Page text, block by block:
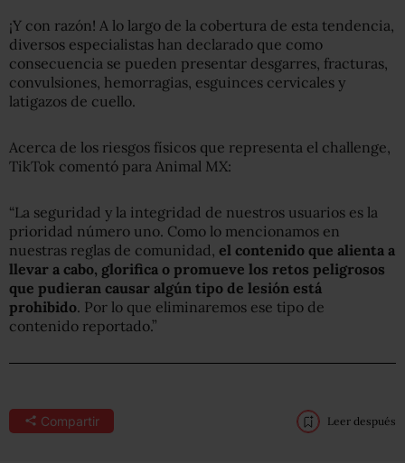
¡Y con razón! A lo largo de la cobertura de esta tendencia,
diversos especialistas han declarado que como
consecuencia se pueden presentar desgarres, fracturas,
convulsiones, hemorragias, esguinces cervicales y
latigazos de cuello.
Acerca de los riesgos físicos que representa el challenge,
TikTok comentó para Animal MX:
“La seguridad y la integridad de nuestros usuarios es la
prioridad número uno. Como lo mencionamos en
nuestras reglas de comunidad, el contenido que alienta a
llevar a cabo, glorifica o promueve los retos peligrosos
que pudieran causar algún tipo de lesión está
prohibido. Por lo que eliminaremos ese tipo de
contenido reportado.”
Compartir Leer después